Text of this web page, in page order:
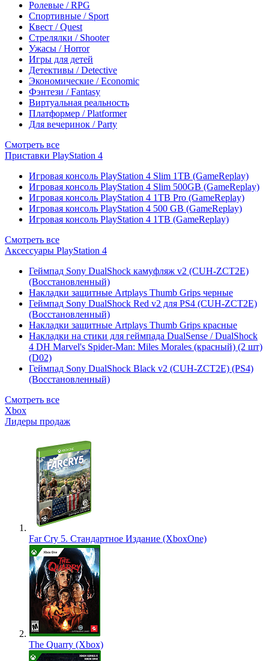
Ролевые / RPG
Спортивные / Sport
Квест / Quest
Стрелялки / Shooter
Ужасы / Horror
Игры для детей
Детективы / Detective
Экономические / Economic
Фэнтези / Fantasy
Виртуальная реальность
Платформер / Platformer
Для вечеринок / Party
Смотреть все
Приставки PlayStation 4
Игровая консоль PlayStation 4 Slim 1TB (GameReplay)
Игровая консоль PlayStation 4 Slim 500GB (GameReplay)
Игровая консоль PlayStation 4 1TB Pro (GameReplay)
Игровая консоль PlayStation 4 500 GB (GameReplay)
Игровая консоль PlayStation 4 1TB (GameReplay)
Смотреть все
Аксессуары PlayStation 4
Геймпад Sony DualShock камуфляж v2 (CUH-ZCT2E)
(Восстановленный)
Накладки защитные Artplays Thumb Grips черные
Геймпад Sony DualShock Red v2 для PS4 (CUH-ZCT2E)
(Восстановленный)
Накладки защитные Artplays Thumb Grips красные
Накладки на стики для геймпада DualSense / DualShock
4 DH Marvel's Spider-Man: Miles Morales (красный) (2 шт)
(D02)
Геймпад Sony DualShock Black v2 (CUH-ZCT2E) (PS4)
(Восстановленный)
Смотреть все
Xbox
Лидеры продаж
Far Cry 5. Стандартное Издание (XboxOne)
The Quarry (Xbox)